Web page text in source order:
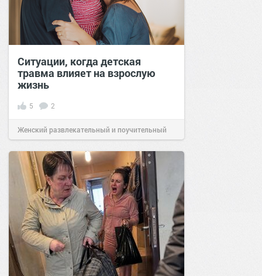
Ситуации, когда детская
травма влияет на взрослую
жизнь
5 2
Женский развлекательный и поучительный
сайт.23:3723 ноя 2025